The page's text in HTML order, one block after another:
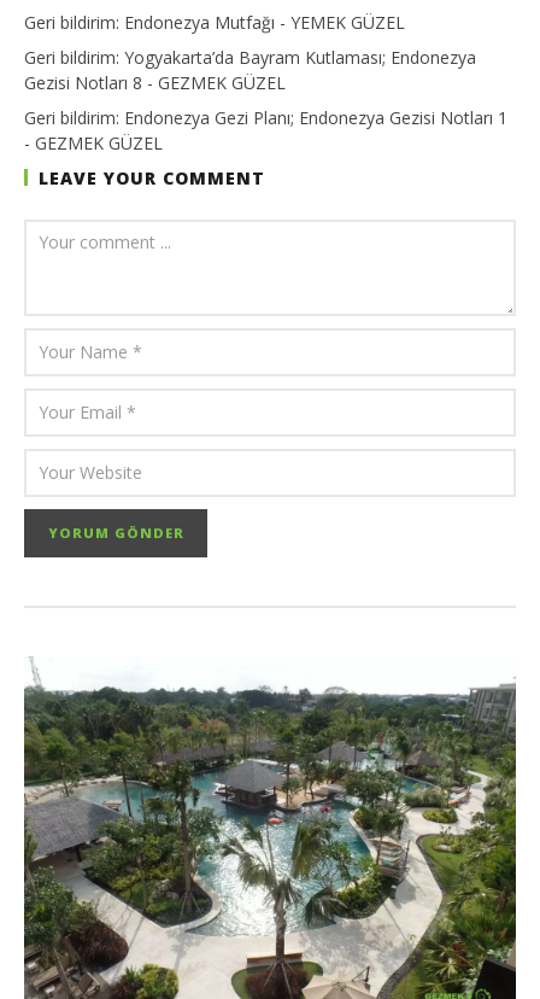
Geri bildirim: Endonezya Mutfağı - YEMEK GÜZEL
Geri bildirim: Yogyakarta’da Bayram Kutlaması; Endonezya
Gezisi Notları 8 - GEZMEK GÜZEL
Geri bildirim: Endonezya Gezi Planı; Endonezya Gezisi Notları 1
- GEZMEK GÜZEL
LEAVE YOUR COMMENT